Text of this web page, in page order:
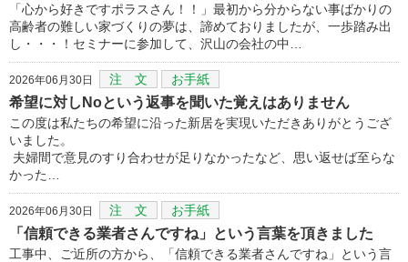
「心から好きですポラスさん！！」最初から分からない事ばかりの
高齢者の難しい家づくりの夢は、諦めておりましたが、一歩踏み出
し・・・！セミナーに参加して、沢山の会社の中…
2026年06月30日 注 文 お手紙
希望に対しNoという返事を聞いた覚えはありません
この度は私たちの希望に沿った新居を実現いただきありがとうござ
いました。
夫婦間で意見のすり合わせが足りなかったなど、思い返せば至らな
かった…
2026年06月30日 注 文 お手紙
「信頼できる業者さんですね」という言葉を頂きました
工事中、ご近所の方から、「信頼できる業者さんですね」という言